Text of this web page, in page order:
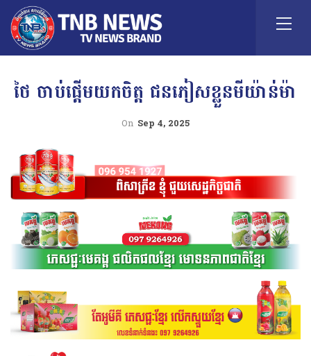
ថៃ ចាប់ផ្តើមយកចិត្ត ជនភៀសខ្លួនមីយ៉ាន់ម៉ា
On Sep 4, 2025